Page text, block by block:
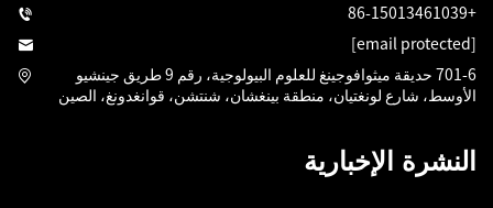
+86-15013461039
[email protected]
701-6 حديقة ميثوافوجينغ للعلوم البيولوجية، رقم 9 طريق جينشيو
الأوسط، شارع لونغتيان، منطقة بينغشان، شنتشن، قوانغدونغ، الصين
النشرة الإخبارية